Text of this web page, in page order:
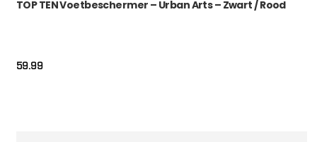
TOP TEN Voetbeschermer – Urban Arts – Zwart / Rood
59.99